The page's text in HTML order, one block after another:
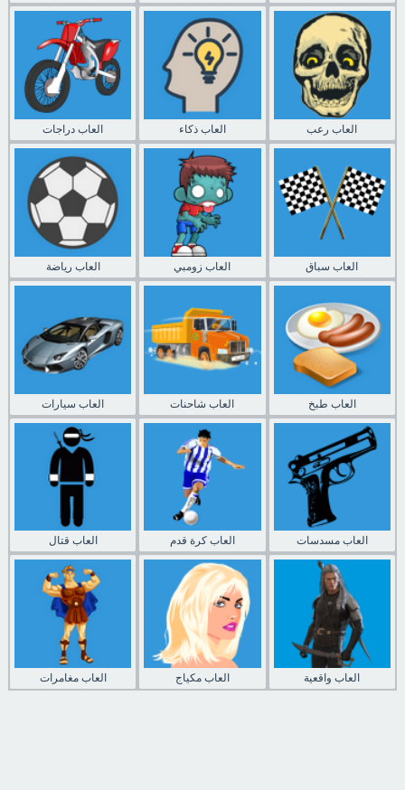
العاب دراجات العاب ذكاء العاب رعب
العاب رياضة العاب زومبي العاب سباق
العاب سيارات العاب شاحنات العاب طبخ
العاب قتال العاب كرة قدم العاب مسدسات
العاب مغامرات العاب مكياج العاب واقعية